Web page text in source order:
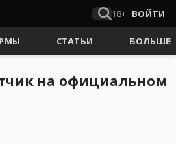
18+ ВОЙТИ
СТАТЬИ БОЛЬШЕ
на официальном